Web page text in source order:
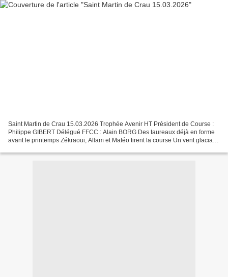
Saint Martin de Crau 15.03.2026 Trophée Avenir HT Président de Course :
Philippe GIBERT Délégué FFCC : Alain BORG Des taureaux déjà en forme
avant le printemps Zékraoui, Allam et Matéo tirent la course Un vent glacial